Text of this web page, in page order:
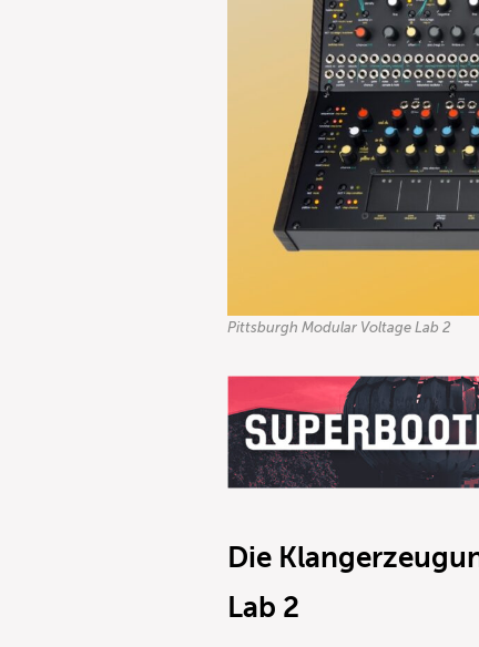
Pittsburgh Modular Voltage Lab 2
Die
Lab 2